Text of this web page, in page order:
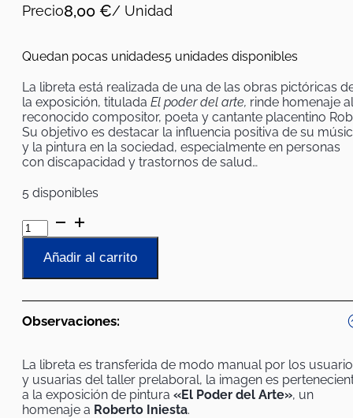
Precio8,00 €/ Unidad
Quedan pocas unidades5 unidades disponibles
La libreta está realizada de una de las obras pictóricas
la exposición, titulada El poder del arte, rinde homenaje al
reconocido compositor, poeta y cantante placentino
Su objetivo es destacar la influencia positiva de su
y la pintura en la sociedad, especialmente en personas
con discapacidad y trastornos de salud…
5 disponibles
Libreta
de
obra
Nosotros
hoguera
Ludeiro
cantidad
Añadir al carrito
Observaciones:
La libreta es transferida de modo manual por los
y usuarias del taller prelaboral, la imagen es
a la exposición de pintura «El Poder del Arte», un
homenaje a Roberto Iniesta.